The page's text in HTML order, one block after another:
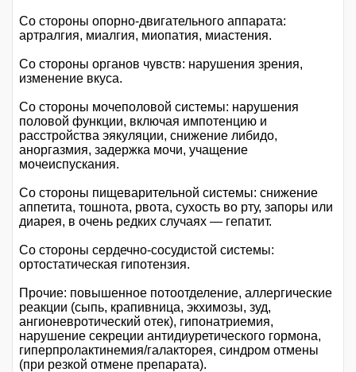
Со стороны опорно-двигательного аппарата:
артралгия, миалгия, миопатия, миастения.
Со стороны органов чувств: нарушения зрения,
изменение вкуса.
Со стороны мочеполовой системы: нарушения
половой функции, включая импотенцию и
расстройства эякуляции, снижение либидо,
аноргазмия, задержка мочи, учащение
мочеиспускания.
Со стороны пищеварительной системы: снижение
аппетита, тошнота, рвота, сухость во рту, запоры или
диарея, в очень редких случаях — гепатит.
Со стороны сердечно-сосудистой системы:
ортостатическая гипотензия.
Прочие: повышенное потоотделение, аллергические
реакции (сыпь, крапивница, экхимозы, зуд,
ангионевротический отек), гипонатриемия,
нарушение секреции антидиуретического гормона,
гиперпролактинемия/галакторея, синдром отмены
(при резкой отмене препарата).